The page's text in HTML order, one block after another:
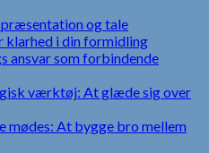
og tale
klarhed i din formidling
ansvar som forbindende
værktøj: At glæde sig over
mødes: At bygge bro mellem